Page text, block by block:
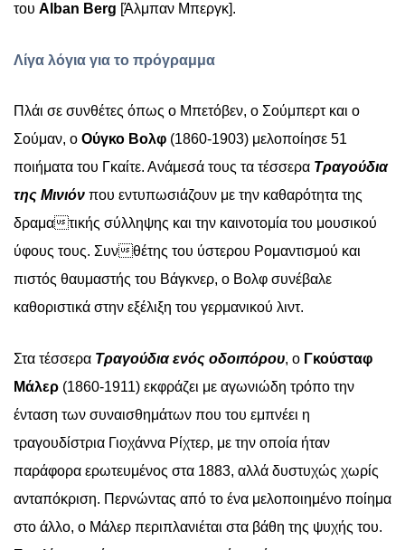
του Alban Berg [Άλμπαν Μπεργκ].
Λίγα λόγια για το πρόγραμμα
Πλάι σε συνθέτες όπως ο Μπετόβεν, ο Σούμπερτ και ο
Σούμαν, o Ούγκο Βολφ (1860-1903) μελοποίησε 51
ποιήματα του Γκαίτε. Ανάμεσά τους τα τέσσερα Τραγούδια
της Μινιόν που εντυπωσιάζουν με την καθαρότητα της
δραματικής σύλληψης και την καινοτομία του μουσικού
ύφους τους. Συνθέτης του ύστερου Ρομαντισμού και
πιστός θαυμαστής του Βάγκνερ, ο Βολφ συνέβαλε
καθοριστικά στην εξέλιξη του γερμανικού λιντ.
Στα τέσσερα Τραγούδια ενός οδοιπόρου, ο Γκούσταφ
Μάλερ (1860-1911) εκφράζει με αγωνιώδη τρόπο την
ένταση των συναισθημάτων που του εμπνέει η
τραγουδίστρια Γιοχάννα Ρίχτερ, με την οποία ήταν
παράφορα ερωτευμένος στα 1883, αλλά δυστυχώς χωρίς
ανταπόκριση. Περνώντας από το ένα μελοποιημένο ποίημα
στο άλλο, ο Μάλερ περιπλανιέται στα βάθη της ψυχής του.